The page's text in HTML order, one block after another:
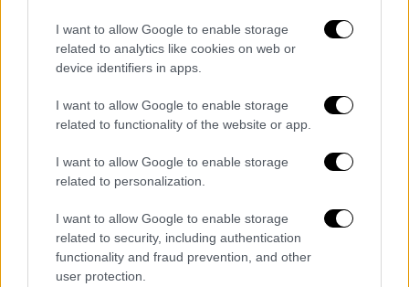
I want to allow Google to enable storage
related to analytics like cookies on web or
device identifiers in apps.
I want to allow Google to enable storage
related to functionality of the website or app.
I want to allow Google to enable storage
related to personalization.
I want to allow Google to enable storage
related to security, including authentication
functionality and fraud prevention, and other
user protection.
«Τότε που ήταν οι αρχές και είχε χωρίσει με
τον Παπαμιχαήλ, η Αλίκη ήξερε τη σχέση μου
με την Αιμιλία Υψηλάντη και με ρωτούσε
"Ποια είναι πιο ωραία; Εγώ ή η Αιμιλία;". Και
της λέω "η Αιμιλία" και το εννούσα. Είναι
Ήταν τουλάχιστον. Και μου λέει, "καλά
τίποτα δεν σου αρέσει επάνω μου;". Της είπα
πως μου αρέσει το στήθος της. "Παρ’ το" μου
λέει και ανοίγει το κιμονό», ανέφερε
χαρακτηριστικά.